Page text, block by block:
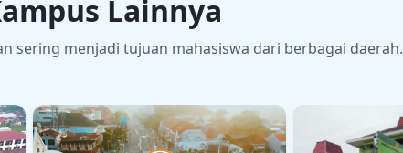
Lainnya
sering menjadi tujuan mahasiswa dari berbagai daerah.